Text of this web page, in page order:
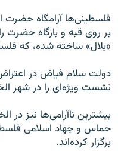
فلسطینی‌ها آرامگاه حضرت
بر روی قبه و بارگاه حضرت
«بلال» ساخته شده، که
دولت سلام فیاض در
نشست ویژه‌ای را در شهر
بیشترین ناآرامی‌ها نیز در
حماس و جهاد اسلامی
برگزار کرده‌اند.